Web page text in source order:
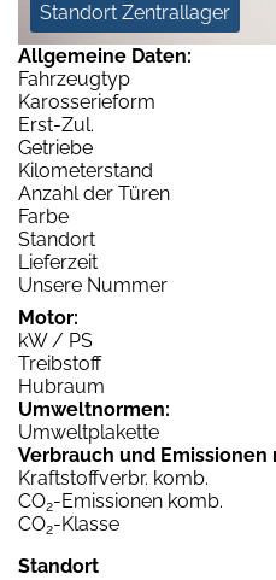
Standort Zentrallager
Allgemeine Daten:
Fahrzeugtyp
Karosserieform
Erst-Zul.
Getriebe
Kilometerstand
Anzahl der Türen
Farbe
Standort
Lieferzeit
Unsere Nummer
Motor:
kW / PS
Treibstoff
Hubraum
Umweltnormen:
Umweltplakette
Verbrauch und Emissionen
Kraftstoffverbr. komb.
CO2-Emissionen komb.
CO2-Klasse
Standort